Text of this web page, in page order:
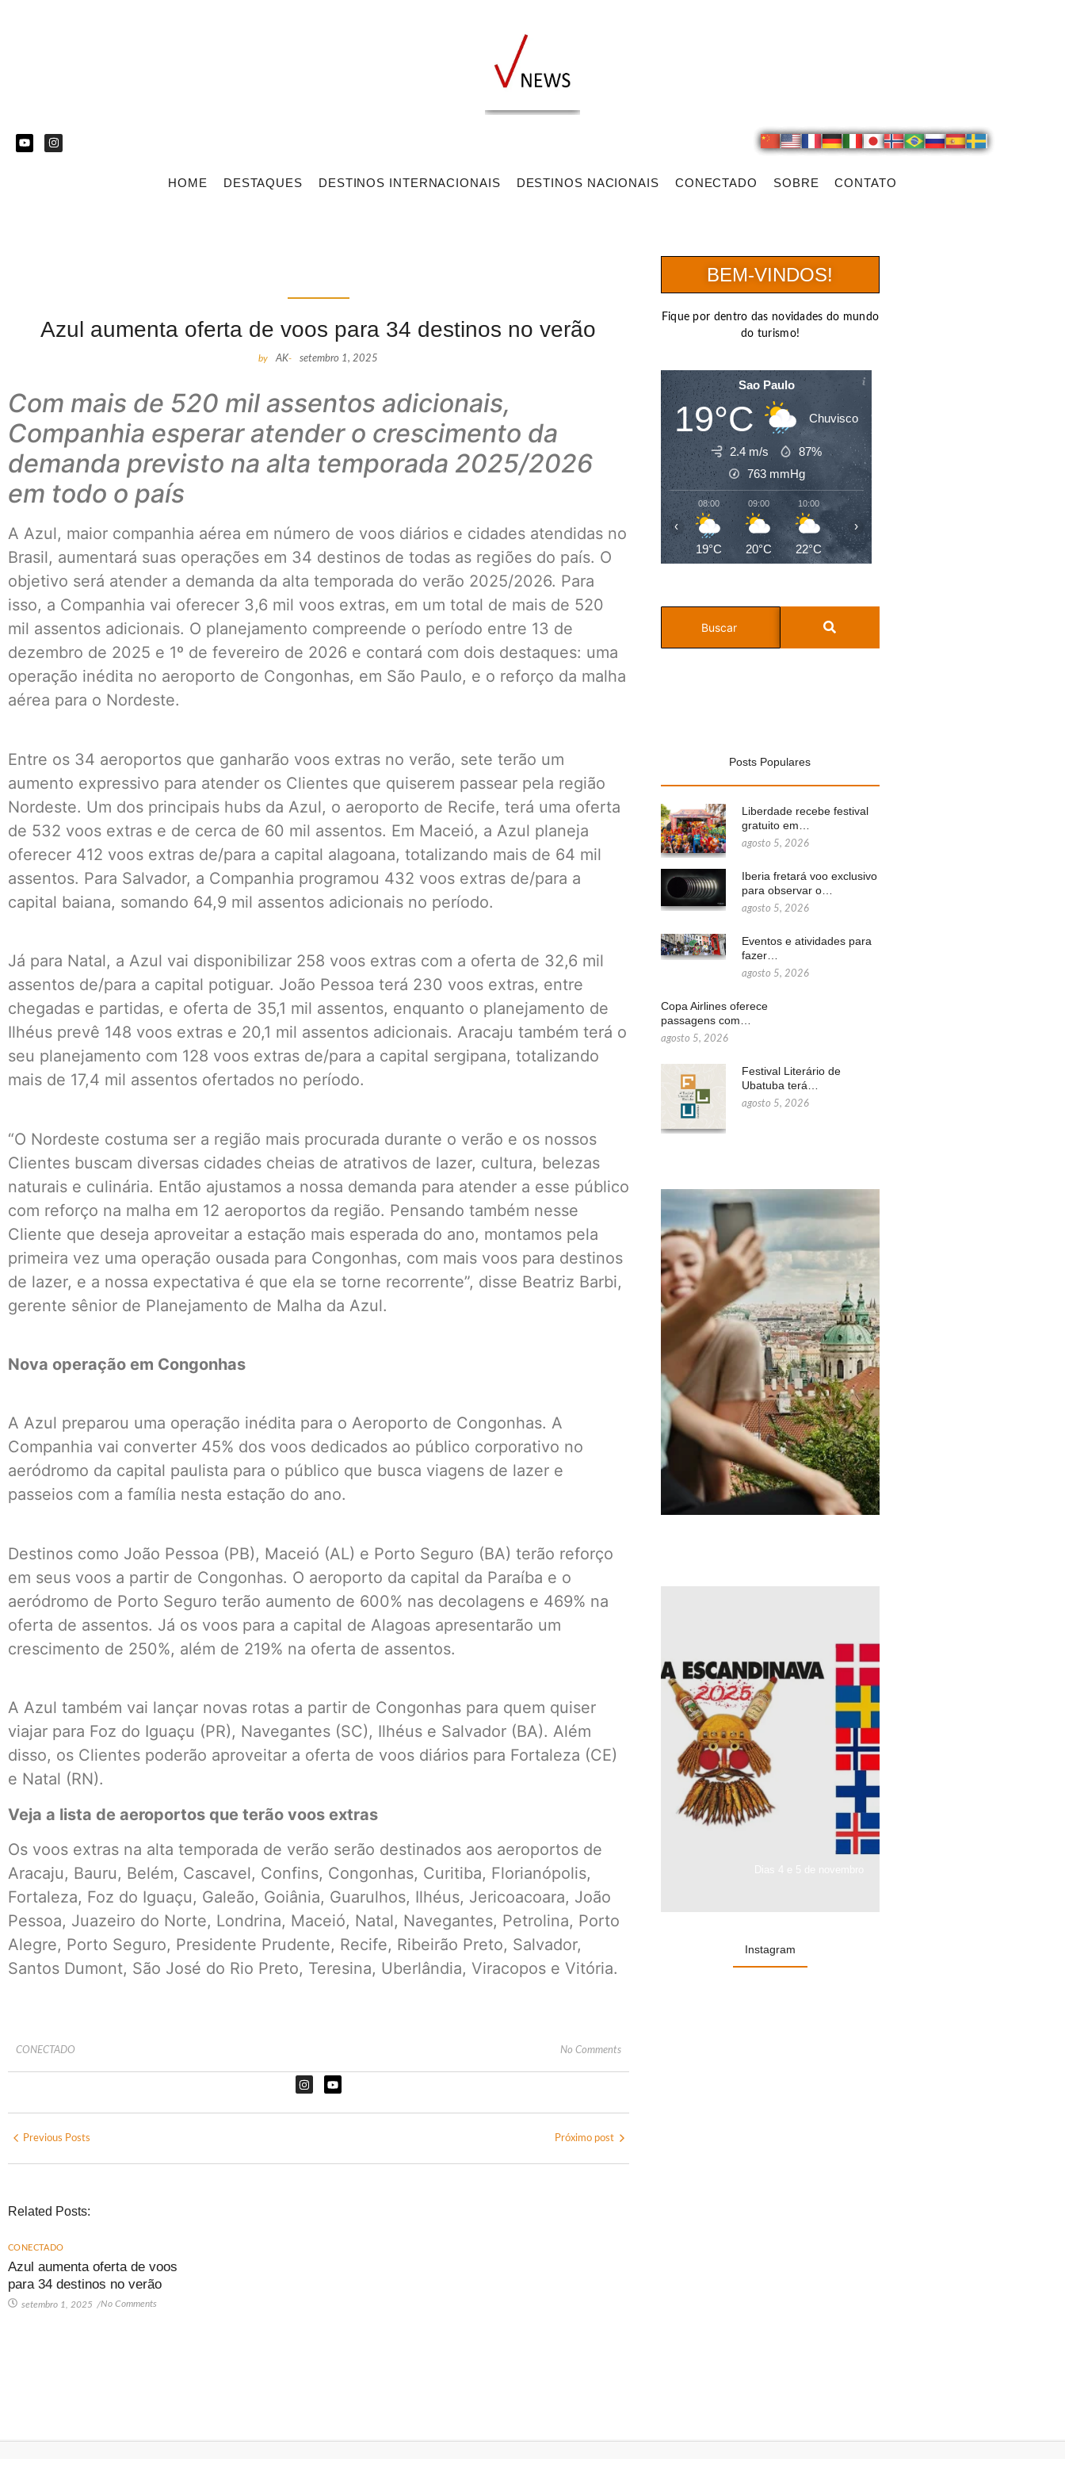
HOME DESTAQUES DESTINOS INTERNACIONAIS DESTINOS NACIONAIS CONECTADO SOBRE CONTATO
Azul aumenta oferta de voos para 34 destinos no verão
by AK- setembro 1, 2025
Com mais de 520 mil assentos adicionais,
Companhia esperar atender o crescimento da
demanda previsto na alta temporada 2025/2026
em todo o país
A Azul, maior companhia aérea em número de voos diários e cidades atendidas no
Brasil, aumentará suas operações em 34 destinos de todas as regiões do país. O
objetivo será atender a demanda da alta temporada do verão 2025/2026. Para
isso, a Companhia vai oferecer 3,6 mil voos extras, em um total de mais de 520
mil assentos adicionais. O planejamento compreende o período entre 13 de
dezembro de 2025 e 1º de fevereiro de 2026 e contará com dois destaques: uma
operação inédita no aeroporto de Congonhas, em São Paulo, e o reforço da malha
aérea para o Nordeste.
Entre os 34 aeroportos que ganharão voos extras no verão, sete terão um
aumento expressivo para atender os Clientes que quiserem passear pela região
Nordeste. Um dos principais hubs da Azul, o aeroporto de Recife, terá uma oferta
de 532 voos extras e de cerca de 60 mil assentos. Em Maceió, a Azul planeja
oferecer 412 voos extras de/para a capital alagoana, totalizando mais de 64 mil
assentos. Para Salvador, a Companhia programou 432 voos extras de/para a
capital baiana, somando 64,9 mil assentos adicionais no período.
Já para Natal, a Azul vai disponibilizar 258 voos extras com a oferta de 32,6 mil
assentos de/para a capital potiguar. João Pessoa terá 230 voos extras, entre
chegadas e partidas, e oferta de 35,1 mil assentos, enquanto o planejamento de
Ilhéus prevê 148 voos extras e 20,1 mil assentos adicionais. Aracaju também terá o
seu planejamento com 128 voos extras de/para a capital sergipana, totalizando
mais de 17,4 mil assentos ofertados no período.
“O Nordeste costuma ser a região mais procurada durante o verão e os nossos
Clientes buscam diversas cidades cheias de atrativos de lazer, cultura, belezas
naturais e culinária. Então ajustamos a nossa demanda para atender a esse público
com reforço na malha em 12 aeroportos da região. Pensando também nesse
Cliente que deseja aproveitar a estação mais esperada do ano, montamos pela
primeira vez uma operação ousada para Congonhas, com mais voos para destinos
de lazer, e a nossa expectativa é que ela se torne recorrente”, disse Beatriz Barbi,
gerente sênior de Planejamento de Malha da Azul.
Nova operação em Congonhas
A Azul preparou uma operação inédita para o Aeroporto de Congonhas. A
Companhia vai converter 45% dos voos dedicados ao público corporativo no
aeródromo da capital paulista para o público que busca viagens de lazer e
passeios com a família nesta estação do ano.
Destinos como João Pessoa (PB), Maceió (AL) e Porto Seguro (BA) terão reforço
em seus voos a partir de Congonhas. O aeroporto da capital da Paraíba e o
aeródromo de Porto Seguro terão aumento de 600% nas decolagens e 469% na
oferta de assentos. Já os voos para a capital de Alagoas apresentarão um
crescimento de 250%, além de 219% na oferta de assentos.
A Azul também vai lançar novas rotas a partir de Congonhas para quem quiser
viajar para Foz do Iguaçu (PR), Navegantes (SC), Ilhéus e Salvador (BA). Além
disso, os Clientes poderão aproveitar a oferta de voos diários para Fortaleza (CE)
e Natal (RN).
Veja a lista de aeroportos que terão voos extras
Os voos extras na alta temporada de verão serão destinados aos aeroportos de
Aracaju, Bauru, Belém, Cascavel, Confins, Congonhas, Curitiba, Florianópolis,
Fortaleza, Foz do Iguaçu, Galeão, Goiânia, Guarulhos, Ilhéus, Jericoacoara, João
Pessoa, Juazeiro do Norte, Londrina, Maceió, Natal, Navegantes, Petrolina, Porto
Alegre, Porto Seguro, Presidente Prudente, Recife, Ribeirão Preto, Salvador,
Santos Dumont, São José do Rio Preto, Teresina, Uberlândia, Viracopos e Vitória.
CONECTADO No Comments
Previous Posts Próximo post
Related Posts:
CONECTADO
Azul aumenta oferta de voos
para 34 destinos no verão
setembro 1, 2025 /No Comments
BEM-VINDOS!
Fique por dentro das novidades do mundo
do turismo!
Sao Paulo
19°C Chuvisco
2.4 m/s
87%
763 mmHg
08:00
19°C
09:00
20°C
10:00
22°C
11:00
23°C
‹ ›
Posts Populares
Liberdade recebe festival
gratuito em…
agosto 5, 2026
Iberia fretará voo exclusivo
para observar o…
agosto 5, 2026
Eventos e atividades para
fazer…
agosto 5, 2026
Copa Airlines oferece
passagens com…
agosto 5, 2026
Festival Literário de
Ubatuba terá…
agosto 5, 2026
Instagram